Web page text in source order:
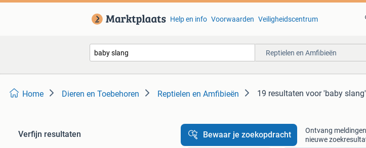
Help en info Voorwaarden Veiligheidscentrum
Reptielen en Amfibieën
Home Dieren en Toebehoren Reptielen en Amfibieën 19 resultaten voor 'baby slang'
Verfijn resultaten
Bewaar je zoekopdracht
Ontvang
nieuwe